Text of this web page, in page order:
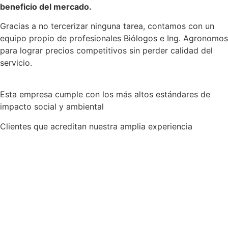
beneficio del mercado.
Gracias a no tercerizar ninguna tarea, contamos con un
equipo propio de profesionales Biólogos e Ing. Agronomos
para lograr precios competitivos sin perder calidad del
servicio.
Esta empresa cumple con los más altos estándares de
impacto social y ambiental
Clientes que acreditan nuestra amplia experiencia